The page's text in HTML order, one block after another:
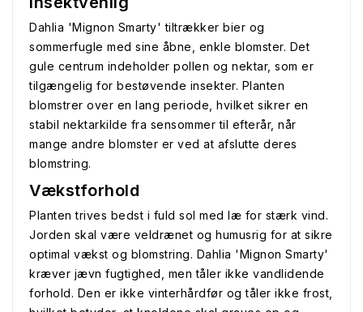
Dahlia 'Mignon Smarty' tiltrækker bier og
sommerfugle med sine åbne, enkle blomster. Det
gule centrum indeholder pollen og nektar, som er
tilgængelig for bestøvende insekter. Planten
blomstrer over en lang periode, hvilket sikrer en
stabil nektarkilde fra sensommer til efterår, når
mange andre blomster er ved at afslutte deres
blomstring.
Vækstforhold
Planten trives bedst i fuld sol med læ for stærk vind.
Jorden skal være veldrænet og humusrig for at sikre
optimal vækst og blomstring. Dahlia 'Mignon Smarty'
kræver jævn fugtighed, men tåler ikke vandlidende
forhold. Den er ikke vinterhårdfør og tåler ikke frost,